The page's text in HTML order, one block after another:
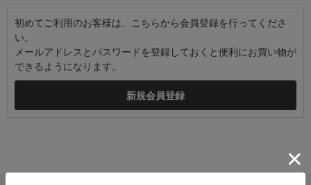
初めてご利用のお客様は、こちらから会員登録を行ってくださ
い。
メールアドレスとパスワードを登録しておくと便利にお買い物が
できるようになります。